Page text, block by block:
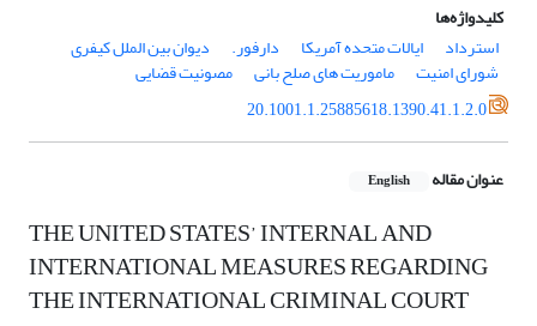
کلیدواژه‌ها
استرداد
ایالات متحده آمریکا دارفور. دیوان بین الملل کیفری
شورای امنیت ماموریت های صلح بانی
مصونیت قضایی
20.1001.1.25885618.1390.41.1.2.0
عنوان مقاله English
THE UNITED STATES’ INTERNAL AND
INTERNATIONAL MEASURES REGARDING
THE INTERNATIONAL CRIMINAL COURT